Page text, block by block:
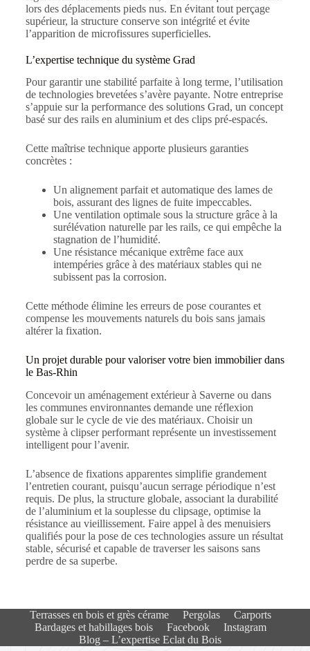
lors des déplacements pieds nus. En évitant tout perçage
supérieur, la structure conserve son intégrité et évite
l’apparition de microfissures superficielles.
L’expertise technique du système Grad
Pour garantir une stabilité parfaite à long terme, l’utilisation
de technologies brevetées s’avère payante. Notre entreprise
s’appuie sur la performance des solutions Grad, un concept
basé sur des rails en aluminium et des clips pré-espacés.
Cette maîtrise technique apporte plusieurs garanties
concrètes :
Un alignement parfait et automatique des lames de
bois, assurant des lignes de fuite impeccables.
Une ventilation optimale sous la structure grâce à la
surélévation naturelle par les rails, ce qui empêche la
stagnation de l’humidité.
Une résistance mécanique extrême face aux
intempéries grâce à des matériaux stables qui ne
subissent pas la corrosion.
Cette méthode élimine les erreurs de pose courantes et
compense les mouvements naturels du bois sans jamais
altérer la fixation.
Un projet durable pour valoriser votre bien immobilier dans
le Bas-Rhin
Concevoir un aménagement extérieur à Saverne ou dans
les communes environnantes demande une réflexion
globale sur le cycle de vie des matériaux. Choisir un
système à clipser performant représente un investissement
intelligent pour l’avenir.
L’absence de fixations apparentes simplifie grandement
l’entretien courant, puisqu’aucun serrage périodique n’est
requis. De plus, la structure globale, associant la durabilité
de l’aluminium et la souplesse du clipsage, optimise la
résistance au vieillissement. Faire appel à des menuisiers
qualifiés pour la pose de ces technologies assure un résultat
stable, sécurisé et capable de traverser les saisons sans
perdre de sa superbe.
Terrasses en bois et grès cérame Pergolas
Carports
Bardages et habillages bois​
Facebook
Instagram
Blog – L’expertise Eclat du Bois